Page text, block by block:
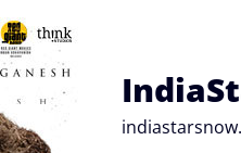
Skip
to
content